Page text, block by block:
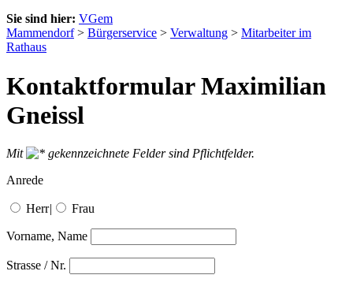
Sie sind hier: VGem
Mammendorf> Bürgerservice > Verwaltung > Mitarbeiter im
Rathaus
Kontaktformular Maximilian
Gneissl
Mit
gekennzeichnete Felder sind Pflichtfelder.
Anrede
Herr| Frau
Vorname, Name
Strasse / Nr.